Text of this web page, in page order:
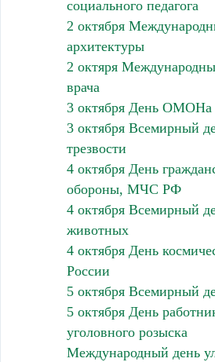
социального педагога
2 октября
архитектуры
2 октяря
врача
3 октября День ОМОНа
3 октября Всемирный
трезвости
4 октября День
обороны, МЧС РФ
4 октября Всемирный
животных
4 октября День
России
5 октября Всемирный
5 октября День
уголовного розыска
Международный день